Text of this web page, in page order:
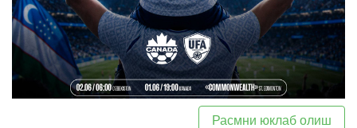
Расмни юклаб олиш